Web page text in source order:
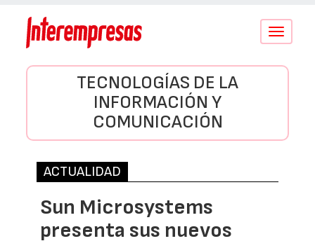
Conmutar
TECNOLOGÍAS DE LA
INFORMACIÓN Y
COMUNICACIÓN
ACTUALIDAD
Sun Microsystems
presenta sus nuevos